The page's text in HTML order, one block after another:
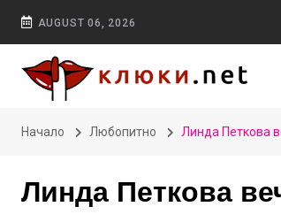
AUGUST 06, 2026
Начало Любопитно Линда Петкова
Линда Петкова